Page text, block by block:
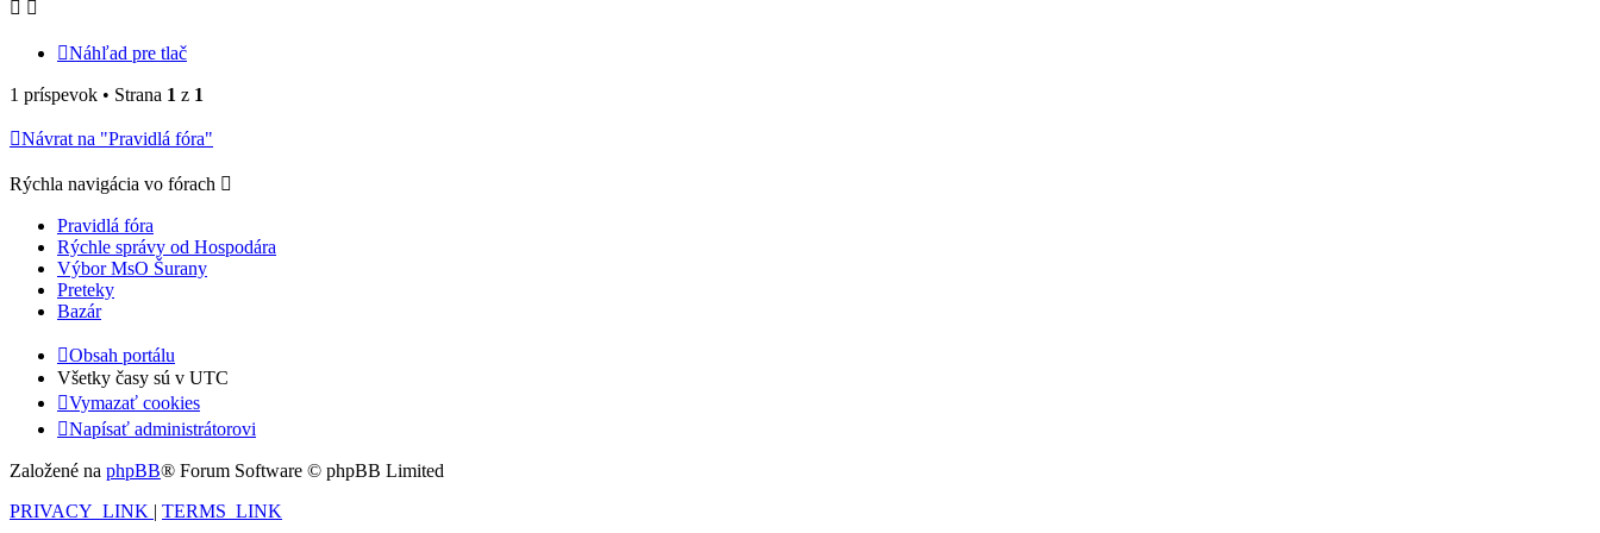
Náhľad pre tlač
1 príspevok • Strana 1 z 1
Návrat na "Pravidlá fóra"
Rýchla navigácia vo fórach
Pravidlá fóra
Rýchle správy od Hospodára
Výbor MsO Šurany
Preteky
Bazár
Obsah portálu
Všetky časy sú v UTC
Vymazať cookies
Napísať administrátorovi
Založené na phpBB® Forum Software © phpBB Limited
PRIVACY_LINK | TERMS_LINK